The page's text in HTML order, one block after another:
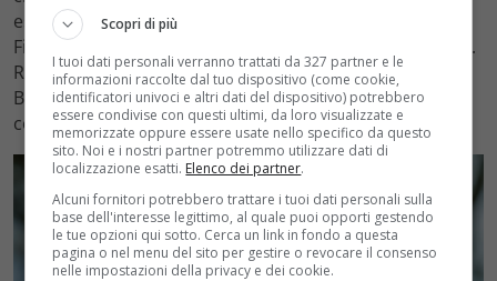
essere coinvolto nelle tensioni tra Marina e il padre,
Filippo sembra aver superato il limite di sopportazione.
Renato farà uno strappo alla regola facendo salire
Bianca in auto senza il seggiolino ma dovrà fare i conti
col puntiglioso rispetto delle regole della nipote.
Scopri di più
I tuoi dati personali verranno trattati da 327 partner e le
informazioni raccolte dal tuo dispositivo (come cookie,
identificatori univoci e altri dati del dispositivo) potrebbero
essere condivise con questi ultimi, da loro visualizzate e
memorizzate oppure essere usate nello specifico da questo
sito. Noi e i nostri partner potremmo utilizzare dati di
localizzazione esatti. Elenco dei partner.
Alcuni fornitori potrebbero trattare i tuoi dati personali sulla
base dell'interesse legittimo, al quale puoi opporti gestendo
le tue opzioni qui sotto. Cerca un link in fondo a questa
pagina o nel menu del sito per gestire o revocare il consenso
nelle impostazioni della privacy e dei cookie.